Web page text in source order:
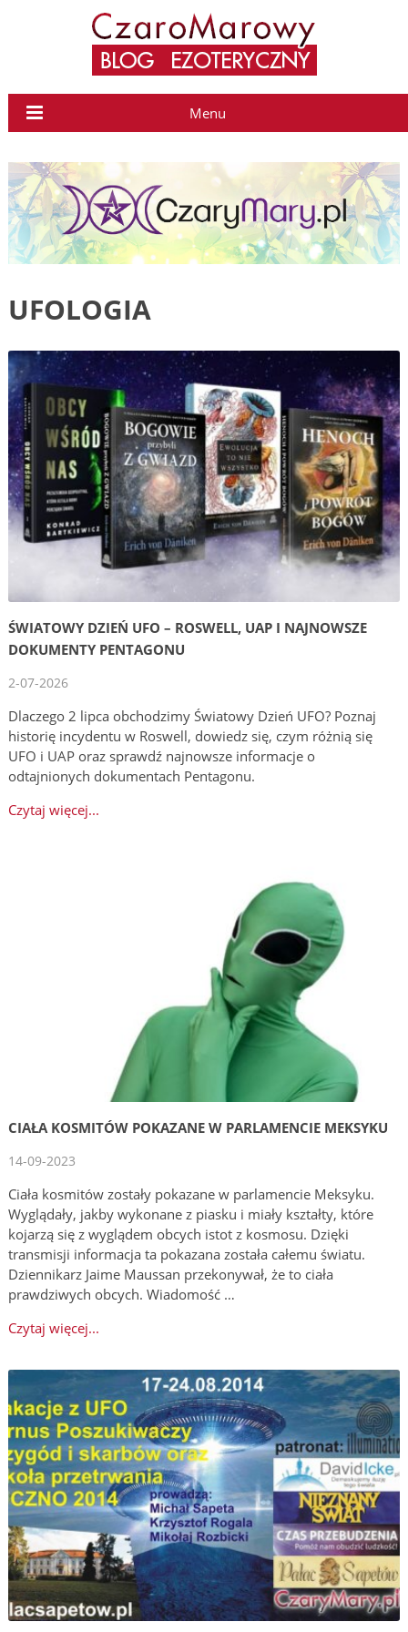
Menu
UFOLOGIA
ŚWIATOWY DZIEŃ UFO – ROSWELL, UAP I NAJNOWSZE
DOKUMENTY PENTAGONU
2-07-2026
Dlaczego 2 lipca obchodzimy Światowy Dzień UFO? Poznaj
historię incydentu w Roswell, dowiedz się, czym różnią się
UFO i UAP oraz sprawdź najnowsze informacje o
odtajnionych dokumentach Pentagonu.
Czytaj więcej...
CIAŁA KOSMITÓW POKAZANE W PARLAMENCIE MEKSYKU
14-09-2023
Ciała kosmitów zostały pokazane w parlamencie Meksyku.
Wyglądały, jakby wykonane z piasku i miały kształty, które
kojarzą się z wyglądem obcych istot z kosmosu. Dzięki
transmisji informacja ta pokazana została całemu światu.
Dziennikarz Jaime Maussan przekonywał, że to ciała
prawdziwych obcych. Wiadomość …
Czytaj więcej...